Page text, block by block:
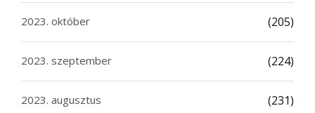
2023. október (205)
2023. szeptember (224)
2023. augusztus (231)